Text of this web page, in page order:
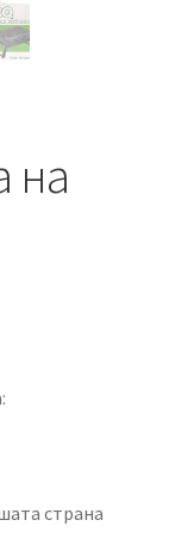
на
ден
страна